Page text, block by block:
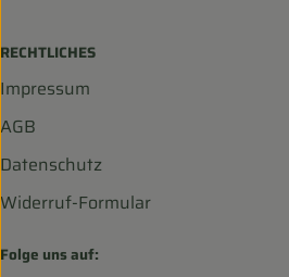
RECHTLICHES
Impressum
AGB
Datenschutz
Widerruf-Formular
Folge uns auf: